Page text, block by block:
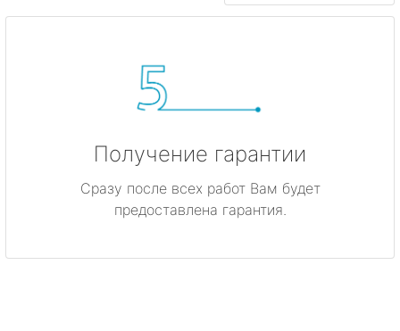
Получение гарантии
Сразу после всех работ Вам будет
предоставлена гарантия.